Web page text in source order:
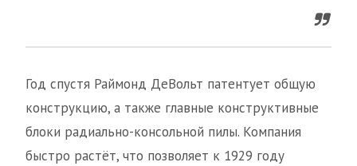
Год спустя Раймонд ДеВольт патентует общую
конструкцию, а также главные конструктивные
блоки радиально-консольной пилы. Компания
быстро растёт, что позволяет к 1929 году